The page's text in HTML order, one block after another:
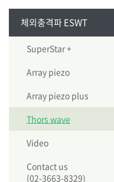
체외충격파 ESWT
SuperStar +
Array piezo
Array piezo plus
Thors wave
Video
Contact us
(02-3663-8329)